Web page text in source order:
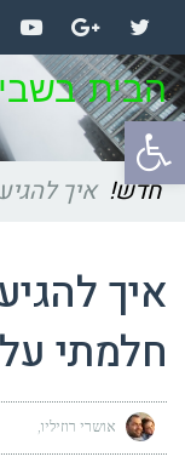
פתח
סרגל
Twitter
Google+
הבית
חדש! איך
איך
חלמתי
אושרי רוזיליו